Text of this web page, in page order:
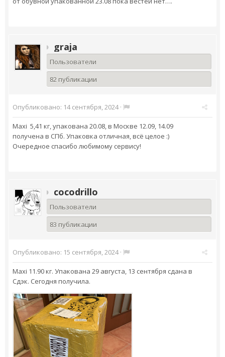
graja
Пользователи
82 публикации
Опубликовано: 14 сентября, 2024·
Maxi 5,41 кг, упакована 20.08, в Москве 12.09, 14.09
получена в СПб. Упаковка отличная, всё целое :)
Очередное спасибо любимому сервису!
cocodrillo
Пользователи
83 публикации
Опубликовано: 15 сентября, 2024·
Maxi 11.90 кг. Упакована 29 августа, 13 сентября сдана в
Сдэк. Сегодня получила.